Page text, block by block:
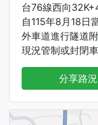
台76線西向
自115年8月18日
外車道進行隧道
現況管制或封閉
分享路況